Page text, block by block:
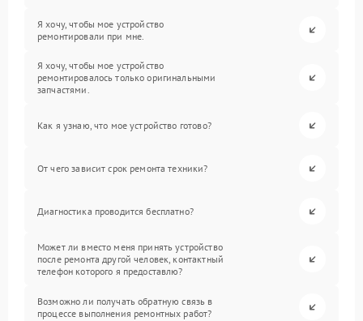
Я хочу, чтобы мое устройство
ремонтировали при мне.
Я хочу, чтобы мое устройство
ремонтировалось только оригинальными
запчастями.
Как я узнаю, что мое устройство готово?
От чего зависит срок ремонта техники?
Диагностика проводится бесплатно?
Может ли вместо меня принять устройство
после ремонта другой человек, контактный
телефон которого я предоставлю?
Возможно ли получать обратную связь в
процессе выполнения ремонтных работ?